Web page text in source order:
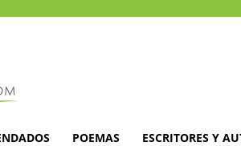
POEMAS ESCRITORES Y